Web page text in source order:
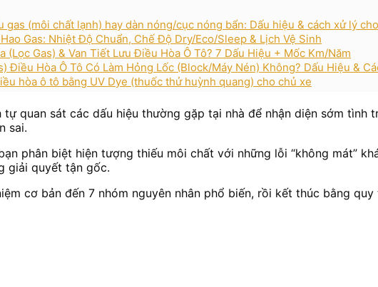
gas (môi chất lạnh) hay dàn nóng/cục nóng bẩn: Dấu hiệu & cách xử lý
Gas: Nhiệt Độ Chuẩn, Chế Độ Dry/Eco/Sleep & Lịch Vệ Sinh
(Lọc Gas) & Van Tiết Lưu Điều Hòa Ô Tô? 7 Dấu Hiệu + Mốc Km/Năm
Điều Hòa Ô Tô Có Làm Hỏng Lốc (Block/Máy Nén) Không? Dấu Hiệu &
hòa ô tô bằng UV Dye (thuốc thử huỳnh quang) cho chủ xe
tự quan sát các dấu hiệu thường gặp tại nhà để nhận diện sớm
sai.
phân biệt hiện tượng thiếu môi chất với những lỗi “không mát”
giải quyết tận gốc.
cơ bản đến 7 nhóm nguyên nhân phổ biến, rồi kết thúc bằng